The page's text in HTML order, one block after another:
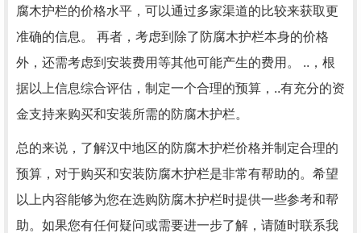
腐木护栏的价格水平，可以通过多家渠道的比较来获取更
准确的信息。 再者，考虑到除了防腐木护栏本身的价格
外，还需考虑到安装费用等其他可能产生的费用。 ..，根
据以上信息综合评估，制定一个合理的预算，..有充分的资
金支持来购买和安装所需的防腐木护栏。
总的来说，了解汉中地区的防腐木护栏价格并制定合理的
预算，对于购买和安装防腐木护栏是非常有帮助的。希望
以上内容能够为您在选购防腐木护栏时提供一些参考和帮
助。如果您有任何疑问或需要进一步了解，请随时联系我